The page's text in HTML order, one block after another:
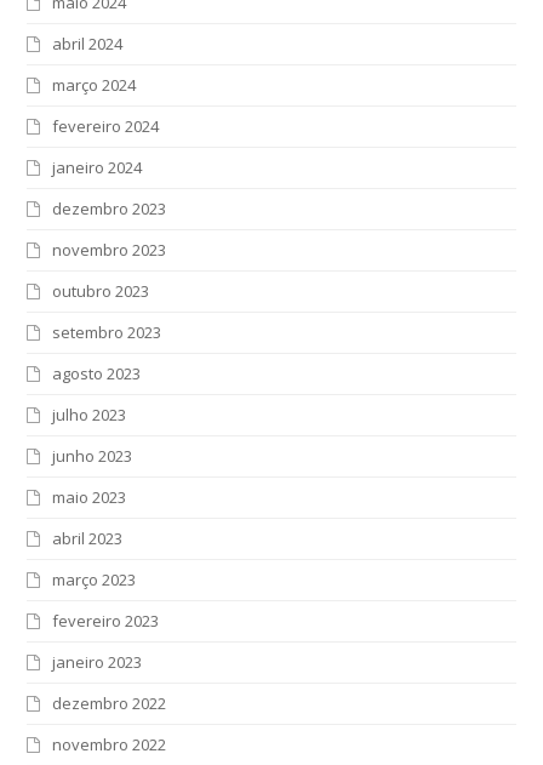
abril 2024
março 2024
fevereiro 2024
janeiro 2024
dezembro 2023
novembro 2023
outubro 2023
setembro 2023
agosto 2023
julho 2023
junho 2023
maio 2023
abril 2023
março 2023
fevereiro 2023
janeiro 2023
dezembro 2022
novembro 2022